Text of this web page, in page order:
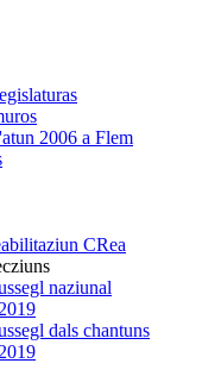
2006 a Flem
CRea
naziunal
dals chantuns